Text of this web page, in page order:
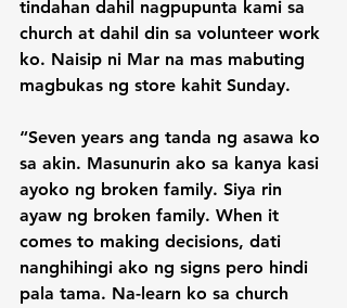
tindahan dahil nagpupunta kami sa
church at dahil din sa volunteer work
ko. Naisip ni Mar na mas mabuting
magbukas ng store kahit Sunday.
“Seven years ang tanda ng asawa ko
sa akin. Masunurin ako sa kanya kasi
ayoko ng broken family. Siya rin
ayaw ng broken family. When it
comes to making decisions, dati
nanghihingi ako ng signs pero hindi
pala tama. Na-learn ko sa church